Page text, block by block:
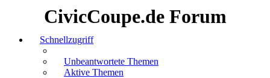
CivicCoupe.de Forum
Schnellzugriff
Unbeantwortete Themen
Aktive Themen